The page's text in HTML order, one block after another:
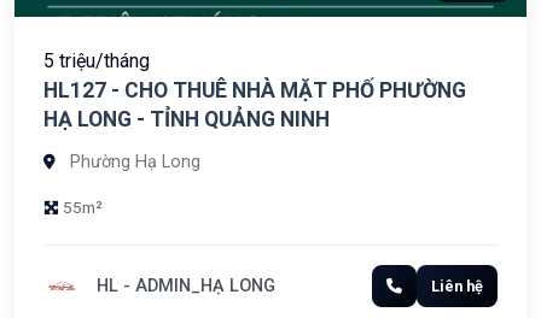
5 triệu/tháng
HL127 - CHO THUÊ NHÀ MẶT PHỐ PHƯỜNG
HẠ LONG - TỈNH QUẢNG NINH
Phường Hạ Long
55m²
HL - ADMIN_HẠ LONG Liên hệ